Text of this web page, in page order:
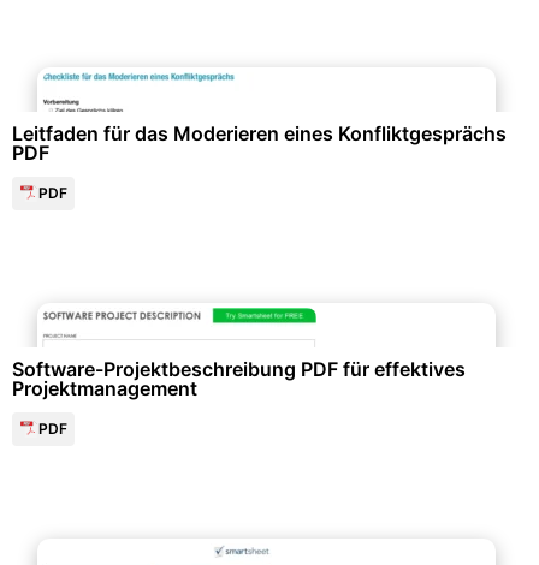
Leitfaden für das Moderieren eines Konfliktgesprächs
PDF
PDF
Software-Projektbeschreibung PDF für effektives
Projektmanagement
PDF